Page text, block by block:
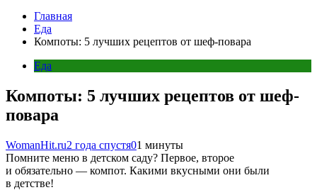
Главная
Еда
Компоты: 5 лучших рецептов от шеф-повара
Еда
Компоты: 5 лучших рецептов от шеф-
повара
WomanHit.ru2 года спустя01 минуты
Помните меню в детском саду? Первое, второе
и обязательно — компот. Какими вкусными они были
в детстве!